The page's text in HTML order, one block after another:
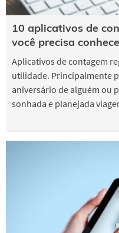
10 aplicativos de
você precisa
Aplicativos de contagem
utilidade. Principalmente
aniversário de alguém ou
sonhada e planejada